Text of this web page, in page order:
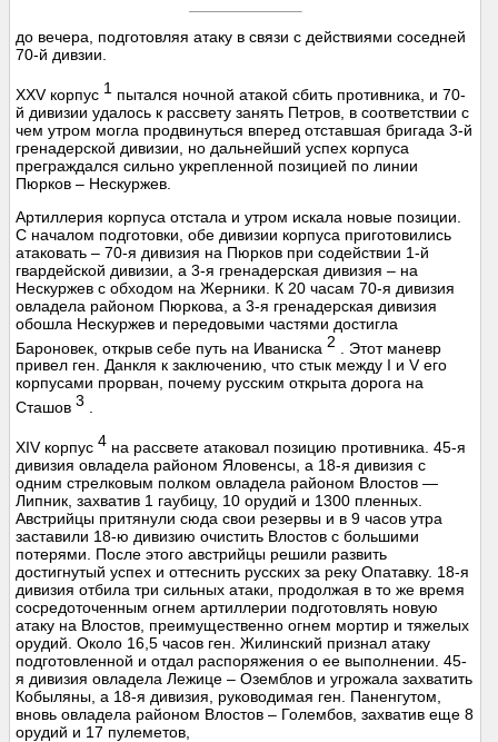
до вечера, подготовляя атаку в связи с действиями соседней
70-й дивзии.
XXV корпус 1 пытался ночной атакой сбить противника, и 70-
й дивизии удалось к рассвету занять Петров, в соответствии с
чем утром могла продвинуться вперед отставшая бригада 3-й
гренадерской дивизии, но дальнейший успех корпуса
преграждался сильно укрепленной позицией по линии
Пюрков – Нескуржев.
Артиллерия корпуса отстала и утром искала новые позиции.
С началом подготовки, обе дивизии корпуса приготовились
атаковать – 70-я дивизия на Пюрков при содействии 1-й
гвардейской дивизии, а 3-я гренадерская дивизия – на
Нескуржев с обходом на Жерники. К 20 часам 70-я дивизия
овладела районом Пюркова, а 3-я гренадерская дивизия
обошла Нескуржев и передовыми частями достигла
Бароновек, открыв себе путь на Иваниска 2
. Этот маневр
привел ген. Данкля к заключению, что стык между I и V его
корпусами прорван, почему русским открыта дорога на
Сташов3
XIV корпус 4 на рассвете атаковал позицию противника. 45-я
дивизия овладела районом Яловенсы, а 18-я дивизия с
одним стрелковым полком овладела районом Влостов —
Липник, захватив 1 гаубицу, 10 орудий и 1300 пленных.
Австрийцы притянули сюда свои резервы и в 9 часов утра
заставили 18-ю дивизию очистить Влостов с большими
потерями. После этого австрийцы решили развить
достигнутый успех и оттеснить русских за реку Опатавку. 18-я
дивизия отбила три сильных атаки, продолжая в то же время
сосредоточенным огнем артиллерии подготовлять новую
атаку на Влостов, преимущественно огнем мортир и тяжелых
орудий. Около 16,5 часов ген. Жилинский признал атаку
подготовленной и отдал распоряжения о ее выполнении. 45-
я дивизия овладела Лежице – Оземблов и угрожала захватить
Кобыляны, а 18-я дивизия, руководимая ген. Паненгутом,
вновь овладела районом Влостов – Голембов, захватив еще 8
орудий и 17 пулеметов,